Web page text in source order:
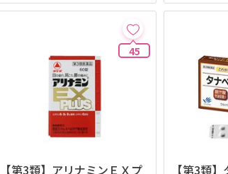
45
【第3類】アリナミンＥＸプ
【第3類